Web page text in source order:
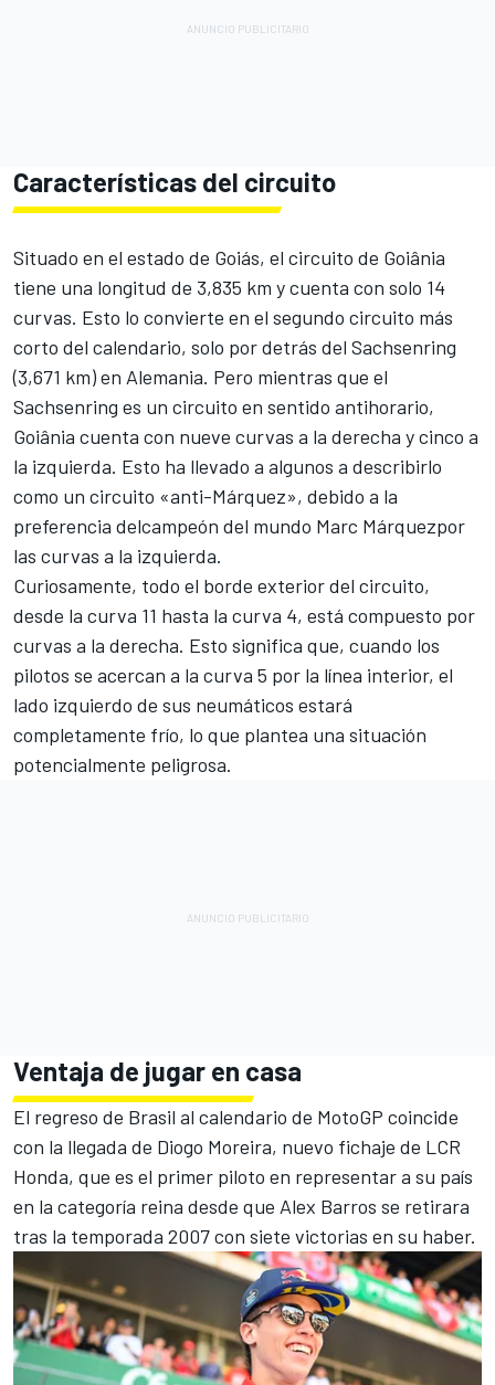
Características del circuito
Situado en el estado de Goiás, el circuito de Goiânia
tiene una longitud de 3,835 km y cuenta con solo 14
curvas. Esto lo convierte en el segundo circuito más
corto del calendario, solo por detrás del Sachsenring
(3,671 km) en Alemania. Pero mientras que el
Sachsenring es un circuito en sentido antihorario,
Goiânia cuenta con nueve curvas a la derecha y cinco a
la izquierda. Esto ha llevado a algunos a describirlo
como un circuito «anti-Márquez», debido a la
preferencia delcampeón del mundo Marc Márquezpor
las curvas a la izquierda.
Curiosamente, todo el borde exterior del circuito,
desde la curva 11 hasta la curva 4, está compuesto por
curvas a la derecha. Esto significa que, cuando los
pilotos se acercan a la curva 5 por la línea interior, el
lado izquierdo de sus neumáticos estará
completamente frío, lo que plantea una situación
potencialmente peligrosa.
Ventaja de jugar en casa
El regreso de Brasil al calendario de MotoGP coincide
con la llegada de Diogo Moreira, nuevo fichaje de LCR
Honda, que es el primer piloto en representar a su país
en la categoría reina desde que Alex Barros se retirara
tras la temporada 2007 con siete victorias en su haber.